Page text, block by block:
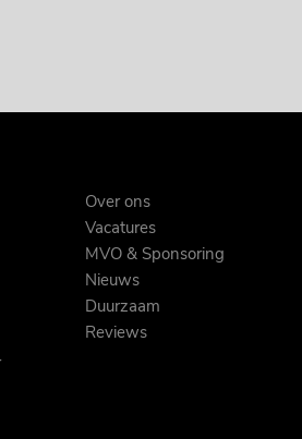
Over ons
Vacatures
MVO & Sponsoring
Nieuws
Duurzaam
Reviews